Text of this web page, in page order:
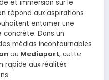
et immersion sur le
répond aux aspirations
entamer une
concrète. Dans un
médias incontournables
ou Mediapart, cette
rapide aux réalités